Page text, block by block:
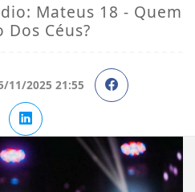
Mateus 18 - Quem
Dos Céus?
11/2025 21:55